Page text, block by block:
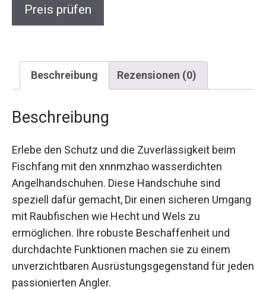
Beschreibung Rezensionen (0)
Beschreibung
Fischfang mit den xnnmzhao wasserdichten
Angelhandschuhen. Diese Handschuhe sind
speziell dafür gemacht, Dir einen sicheren
Umgang mit Raubfischen wie Hecht und Wels zu
ermöglichen. Ihre robuste Beschaffenheit und
durchdachte Funktionen machen sie zu einem
unverzichtbaren Ausrüstungsgegenstand für
jeden passionierten Angler.